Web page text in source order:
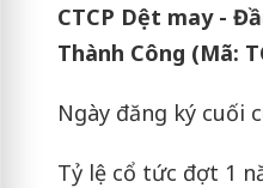
CTCP Dệt may -
Thành Công (Mã:
Ngày đăng ký cuối
Tỷ lệ cổ tức đợt 1